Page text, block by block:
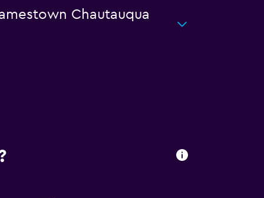
Chautauqua